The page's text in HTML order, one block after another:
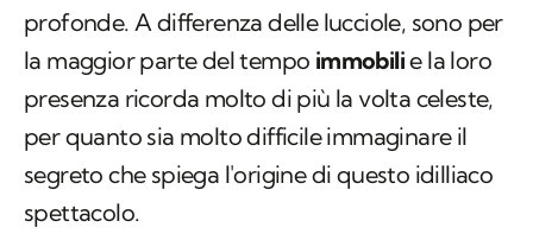
profonde. A differenza delle lucciole, sono per
la maggior parte del tempo immobilie la loro
presenza ricorda molto di più la volta celeste,
per quanto sia molto difficile immaginare il
segreto che spiega l'origine di questo idilliaco
spettacolo.